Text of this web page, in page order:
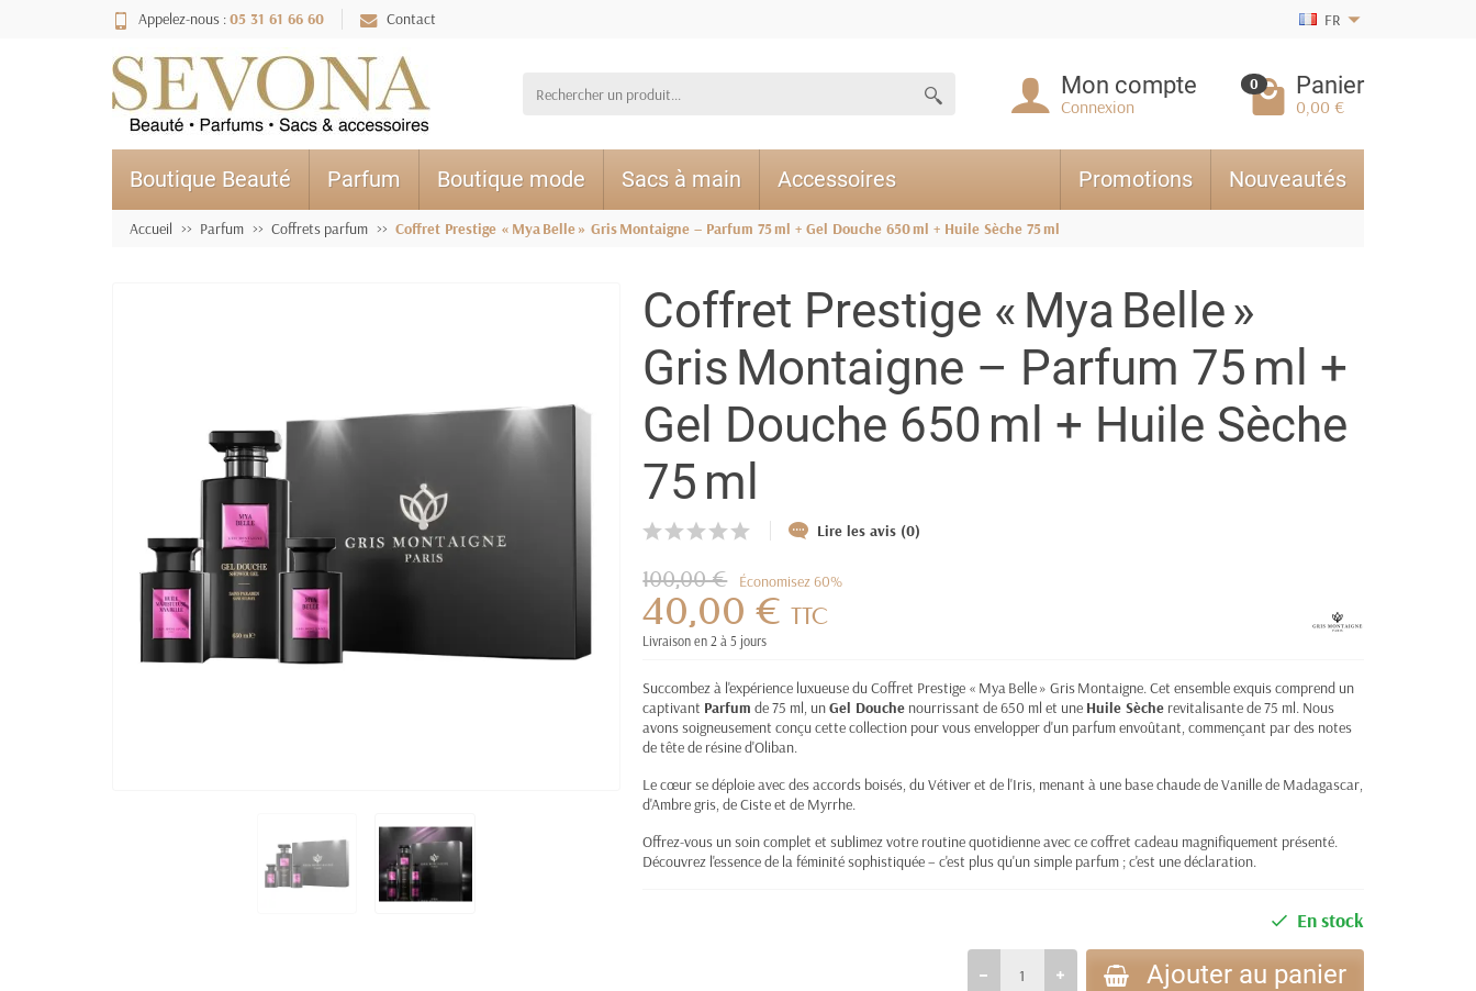
Appelez-nous :05 31 61 66 60 Contact FR
Mon compte
Connexion
0 Panier
0,00 €
Boutique Beauté Parfum Boutique mode Sacs à main Accessoires Promotions Nouveautés
Accueil Parfum Coffrets parfum Coffret Prestige « Mya Belle » Gris Montaigne – Parfum 75 ml + Gel Douche 650 ml + Huile Sèche 75 ml
Coffret Prestige « Mya Belle »
Gris Montaigne – Parfum 75 ml +
Gel Douche 650 ml + Huile Sèche
75 ml
Lire les avis (0)
100,00 € Économisez 60%
40,00 €TTC
Livraison en 2 à 5 jours
Succombez à l'expérience luxueuse du Coffret Prestige « Mya Belle » Gris Montaigne. Cet ensemble exquis comprend un
captivant Parfum de 75 ml, unGel Douche nourrissant de 650 ml et une Huile Sèche revitalisante de 75 ml. Nous
avons soigneusement conçu cette collection pour vous envelopper d'un parfum envoûtant, commençant par des notes
de tête de résine d'Oliban.
Le cœur se déploie avec des accords boisés, du Vétiver et de l'Iris, menant à une base chaude de Vanille de Madagascar,
d'Ambre gris, de Ciste et de Myrrhe.
Offrez-vous un soin complet et sublimez votre routine quotidienne avec ce coffret cadeau magnifiquement présenté.
Découvrez l'essence de la féminité sophistiquée – c'est plus qu'un simple parfum ; c'est une déclaration.
En stock
Ajouter au panier